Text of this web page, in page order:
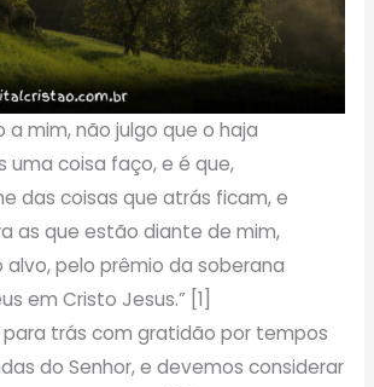
a mim, não julgo que o haja
uma coisa faço, e é que,
das coisas que atrás ficam, e
as que estão diante de mim,
alvo, pelo prêmio da soberana
em Cristo Jesus.” [1]
para trás com gratidão por tempos
do Senhor, e devemos considerar